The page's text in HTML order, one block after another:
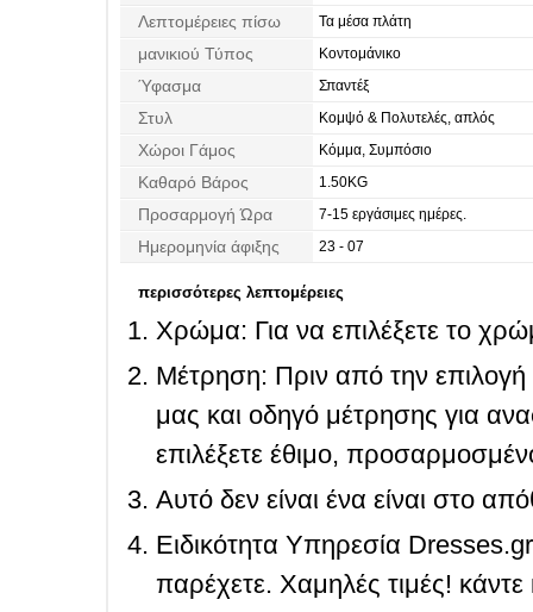
Λεπτομέρειες πίσω Τα μέσα πλάτη
μανικιού Τύπος Κοντομάνικο
Ύφασμα Σπαντέξ
Στυλ Κομψό & Πολυτελές, απλός
Χώροι Γάμος Κόμμα, Συμπόσιο
Καθαρό Βάρος 1.50KG
Προσαρμογή Ώρα 7-15 εργάσιμες ημέρες.
Ημερομηνία άφιξης 23 - 07
περισσότερες λεπτομέρειες
Χρώμα: Για να επιλέξετε το
Μέτρηση: Πριν από την
μας και οδηγό μέτρησης για
επιλέξετε έθιμο,
Αυτό δεν είναι ένα είναι στο
Ειδικότητα Υπηρεσία
παρέχετε. Χαμηλές τιμές! κάντε